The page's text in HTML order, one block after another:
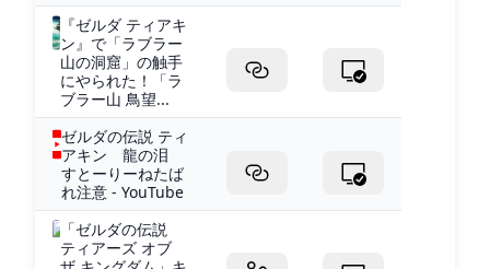
『ゼルダ ティアキ
ン』で「ラブラー
山の洞窟」の触手
にやられた！「ラ
ブラー山 鳥望...
ゼルダの伝説 ティ
アキン 龍の泪
すとーりーねたば
れ注意 - YouTube
「ゼルダの伝説
ティアーズ オブ